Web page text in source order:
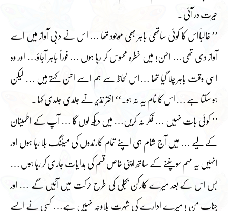
حیرت در آئی ۔
’’ غالباََاس کا کوئی ساتھی باہر بھی موجود تھا … اس نے دبی آواز میں اسے
آواز دی تھی… احسن! میں خطرہ محسوس کر رہا ہوں … فوراً باہر آجاؤ… اور وہ
اسی وقت باہر چلا گیا تھا …اس لحاظ سے ہم اسے احسن کہتے ہیں … لیکن
ہو سکتا ہے … اس کا نام یہ نہ ہو۔‘‘ اختر نذیر نے جلدی جلدی کہا ۔
’’ کوئی بات نہیں … فکر نہ کریں… میں دیکھ لوں گا … آپ کے اطمینان
کے لیے … میں آج شام ہی اپنے تمام کارندوں کی میٹنگ بلا رہا ہوں اور
انہیں یہ مہم سوپننے کے ساتھ اپنی خاص قسم کی ہدایات جاری کر رہا ہوں …
بس اس کے بعد میرے کارکن بجلی کی طرح حرکت میں آئیں گے … اور
جناب من ! میرے ادارے کی شہرت بلاوجہ نہیں ہے… کسی نے ایسے